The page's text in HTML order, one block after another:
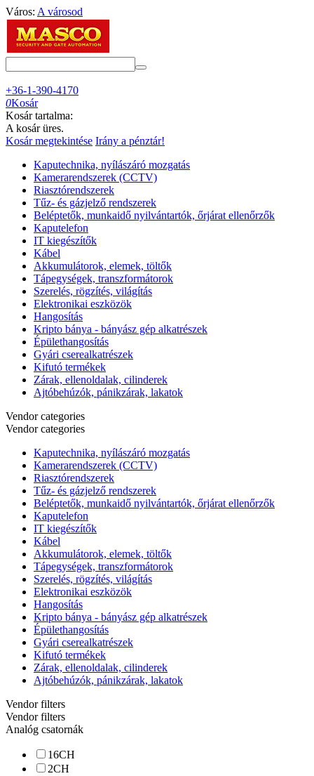
Város: A városod
+36-1-390-4170
0Kosár
Kosár tartalma:
A kosár üres.
Kosár megtekintése Irány a pénztár!
Kaputechnika, nyílászáró mozgatás
Kamerarendszerek (CCTV)
Riasztórendszerek
Tűz- és gázjelző rendszerek
Beléptetők, munkaidő nyilvántartók, őrjárat ellenőrzők
Kaputelefon
IT kiegészítők
Kábel
Akkumulátorok, elemek, töltők
Tápegységek, transzformátorok
Szerelés, rögzítés, világítás
Elektronikai eszközök
Hangosítás
Kripto bánya - bányász gép alkatrészek
Épülethangosítás
Gyári cserealkatrészek
Kifutó termékek
Zárak, ellenoldalak, cilinderek
Ajtóbehúzók, pánikzárak, lakatok
Vendor categories
Vendor categories
Kaputechnika, nyílászáró mozgatás
Kamerarendszerek (CCTV)
Riasztórendszerek
Tűz- és gázjelző rendszerek
Beléptetők, munkaidő nyilvántartók, őrjárat ellenőrzők
Kaputelefon
IT kiegészítők
Kábel
Akkumulátorok, elemek, töltők
Tápegységek, transzformátorok
Szerelés, rögzítés, világítás
Elektronikai eszközök
Hangosítás
Kripto bánya - bányász gép alkatrészek
Épülethangosítás
Gyári cserealkatrészek
Kifutó termékek
Zárak, ellenoldalak, cilinderek
Ajtóbehúzók, pánikzárak, lakatok
Vendor filters
Vendor filters
Analóg csatornák
16CH
2CH